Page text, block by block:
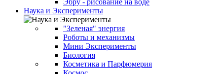
Эбру - рисование на воде
Наука и Эксперименты
"Зеленая" энергия
Роботы и механизмы
Мини Эксперименты
Биология
Косметика и Парфюмерия